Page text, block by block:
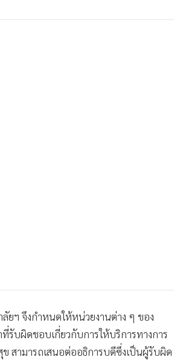
ยฯ จึงกำหนดให้หน่วยงานต่าง ๆ ของ
รับผิดชอบเกี่ยวกับการให้บริการทางการ
สามารถเสนอต่ออธิการบดีซึ่งเป็นผู้รับผิด